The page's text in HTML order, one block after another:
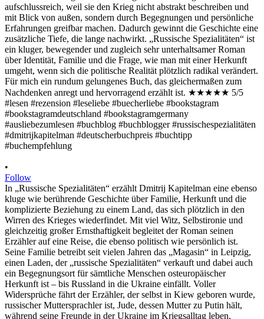
•
Follow
In „Russische Spezialitäten“ erzählt Dmitrij Kapitelman eine ebenso
kluge wie berührende Geschichte über Familie, Herkunft und die
komplizierte Beziehung zu einem Land, das sich plötzlich in den
Wirren des Krieges wiederfindet. Mit viel Witz, Selbstironie und
gleichzeitig großer Ernsthaftigkeit begleitet der Roman seinen
Erzähler auf eine Reise, die ebenso politisch wie persönlich ist.
Seine Familie betreibt seit vielen Jahren das „Magasin“ in Leipzig,
einen Laden, der „russische Spezialitäten“ verkauft und dabei auch
ein Begegnungsort für sämtliche Menschen osteuropäischer
Herkunft ist – bis Russland in die Ukraine einfällt. Voller
Widersprüche fährt der Erzähler, der selbst in Kiew geboren wurde,
russischer Muttersprachler ist, Jude, dessen Mutter zu Putin hält,
während seine Freunde in der Ukraine im Kriegsalltag leben,